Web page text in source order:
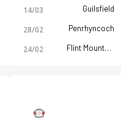
14/03 Guilsfield
28/02 Penrhyncoch
24/02 Flint Mountain